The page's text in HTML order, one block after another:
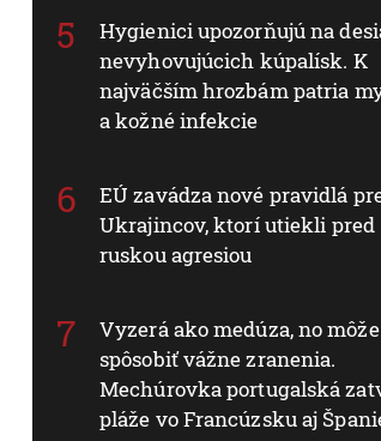
Hygienici upozorňujú na
nevyhovujúcich kúpalísk. K
najväčším hrozbám patria
a kožné infekcie
EÚ zavádza nové pravidlá
Ukrajincov, ktorí utiekli pred
ruskou agresiou
Vyzerá ako medúza, no môže
spôsobiť vážne zranenia.
Mechúrovka portugalská
pláže vo Francúzsku aj